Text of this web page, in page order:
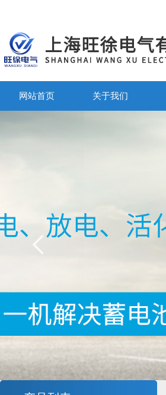
网站首页 关于我们